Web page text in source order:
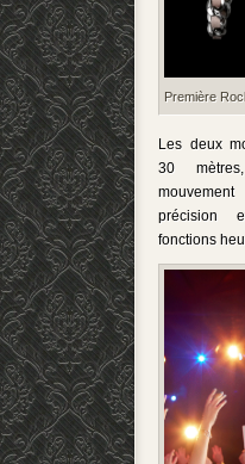
Première
Les deux
30
précision
fonctions